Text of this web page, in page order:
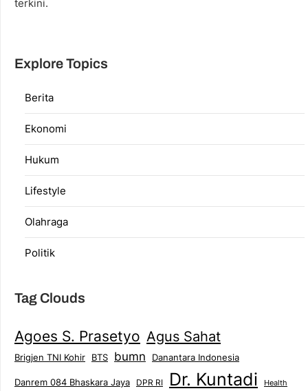
terkini.
Explore Topics
Berita
Ekonomi
Hukum
Lifestyle
Olahraga
Politik
Tag Clouds
Agoes S. Prasetyo Agus Sahat
Brigjen TNI Kohir BTS bumn Danantara Indonesia
Danrem 084 Bhaskara Jaya DPR RI Dr. Kuntadi Health